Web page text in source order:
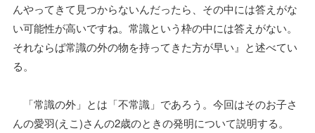
んやってきて見つからないんだったら、その中には答えがな
い可能性が高いですね。常識という枠の中には答えがない。
それならば常識の外の物を持ってきた方が早い』と述べてい
る。
「常識の外」とは「不常識」であろう。今回はそのお子さ
んの愛羽(えこ)さんの2歳のときの発明について説明する。